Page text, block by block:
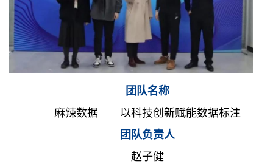
团队名称
麻辣数据——以科技创新赋能数据标注
团队负责人
赵子健